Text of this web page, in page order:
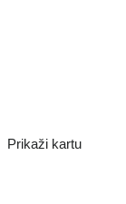
Prikaži kartu